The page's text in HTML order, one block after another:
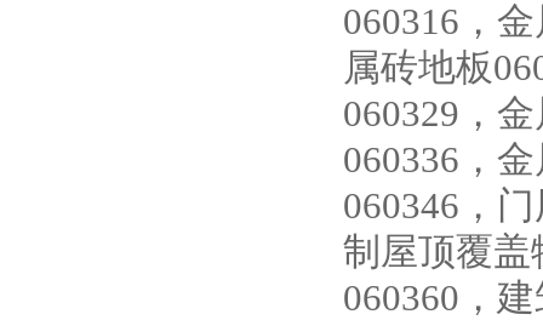
060316，
属砖地板
060329，
060336，
060346，
制屋顶覆盖
060360，